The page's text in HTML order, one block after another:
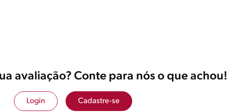
avaliação? Conte para nós o que achou!
Login Cadastre-se